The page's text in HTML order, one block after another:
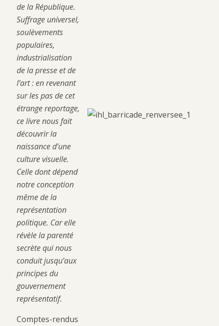
de la République.
Suffrage universel,
soulèvements
populaires,
industrialisation
de la presse et de
l’art : en revenant
sur les pas de cet
étrange reportage,
ce livre nous fait
découvrir la
naissance d’une
culture visuelle.
Celle dont dépend
notre conception
même de la
représentation
politique. Car elle
révèle la parenté
secrète qui nous
conduit jusqu’aux
principes du
gouvernement
représentatif.
Comptes-rendus